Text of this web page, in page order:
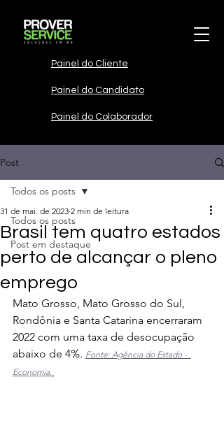
Painel do Cliente
Painel do Candidato
Painel do Colaborador
Post
Todos os posts
Post em destaque
Todos os posts
Brasil tem quatro estados
perto de alcançar o pleno
emprego
31 de mai. de 2023 2 min de leitura
Mato Grosso, Mato Grosso do Sul,
Rondônia e Santa Catarina encerraram
2022 com uma taxa de desocupação
abaixo de 4%. Fonte: Agência do Estado -
Economia.